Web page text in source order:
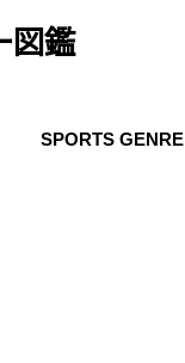
図鑑
SPORTS GENRE